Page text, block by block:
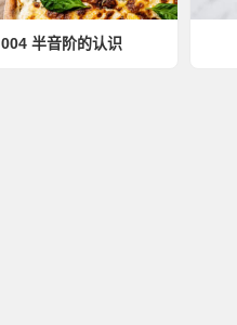
004 半音阶的认识